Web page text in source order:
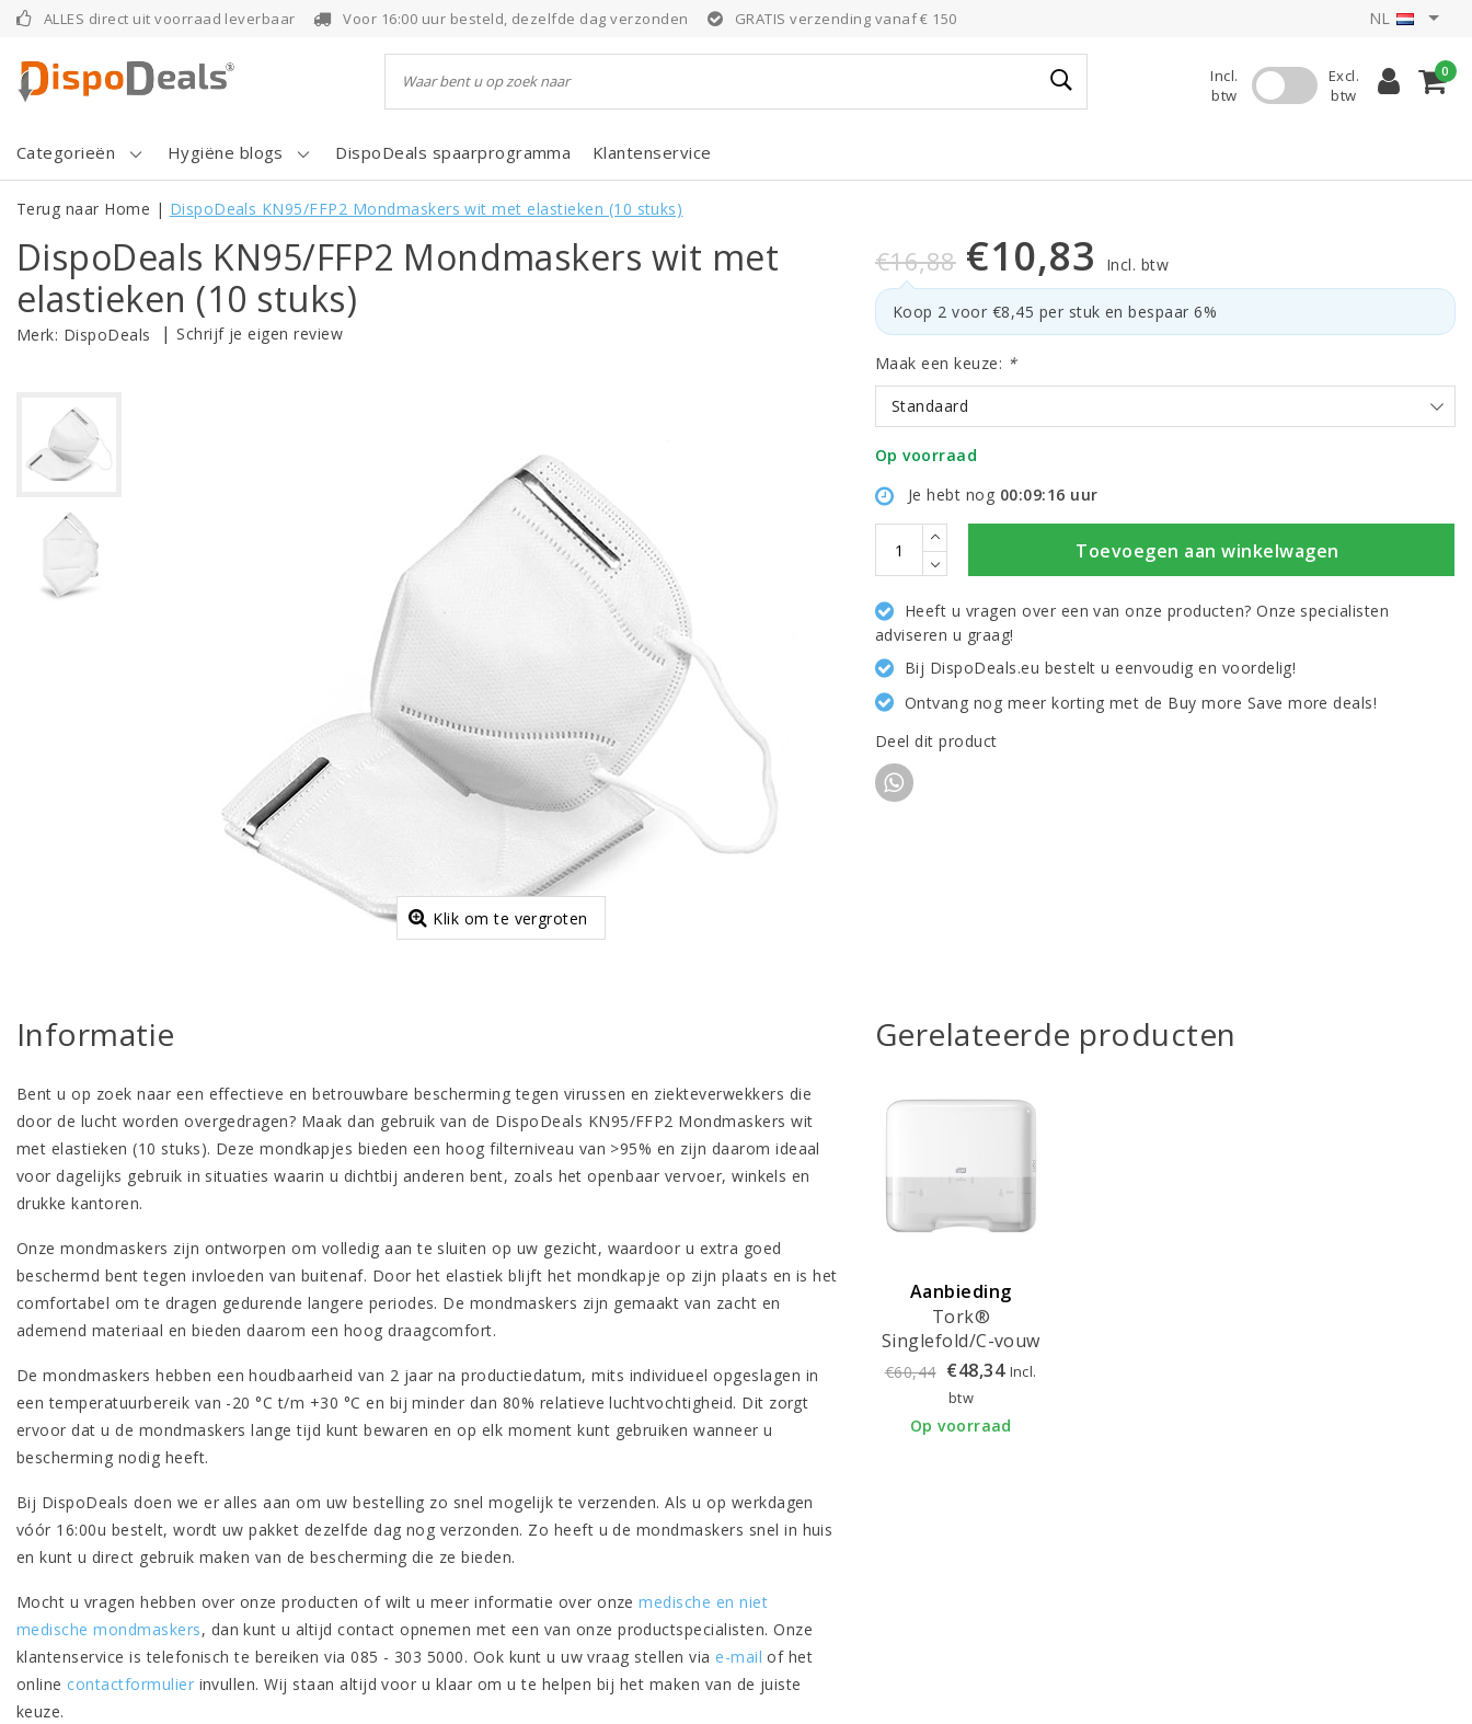
ALLES direct uit voorraad leverbaar Voor 16:00 uur besteld, dezelfde dag verzonden GRATIS verzending vanaf € 150 NL
Incl.
btw
Excl.
btw
0
Categorieën Hygiëne blogs DispoDeals spaarprogramma Klantenservice
Terug naar Home | DispoDeals KN95/FFP2 Mondmaskers wit met elastieken (10 stuks)
DispoDeals KN95/FFP2 Mondmaskers wit met
elastieken (10 stuks)
Merk: DispoDeals |Schrijf je eigen review
Klik om te vergroten
€16,88 €10,83 Incl. btw
Koop 2 voor €8,45 per stuk en bespaar 6%
Maak een keuze: *
Standaard
Op voorraad
Je hebt nog 00:09:16 uur
Toevoegen aan winkelwagen
Heeft u vragen over een van onze producten? Onze specialisten
adviseren u graag!
Bij DispoDeals.eu bestelt u eenvoudig en voordelig!
Ontvang nog meer korting met de Buy more Save more deals!
Deel dit product
Informatie
Bent u op zoek naar een effectieve en betrouwbare bescherming tegen virussen en ziekteverwekkers die
door de lucht worden overgedragen? Maak dan gebruik van de DispoDeals KN95/FFP2 Mondmaskers wit
met elastieken (10 stuks). Deze mondkapjes bieden een hoog filterniveau van >95% en zijn daarom ideaal
voor dagelijks gebruik in situaties waarin u dichtbij anderen bent, zoals het openbaar vervoer, winkels en
drukke kantoren.
Onze mondmaskers zijn ontworpen om volledig aan te sluiten op uw gezicht, waardoor u extra goed
beschermd bent tegen invloeden van buitenaf. Door het elastiek blijft het mondkapje op zijn plaats en is het
comfortabel om te dragen gedurende langere periodes. De mondmaskers zijn gemaakt van zacht en
ademend materiaal en bieden daarom een hoog draagcomfort.
De mondmaskers hebben een houdbaarheid van 2 jaar na productiedatum, mits individueel opgeslagen in
een temperatuurbereik van -20 °C t/m +30 °C en bij minder dan 80% relatieve luchtvochtigheid. Dit zorgt
ervoor dat u de mondmaskers lange tijd kunt bewaren en op elk moment kunt gebruiken wanneer u
bescherming nodig heeft.
Bij DispoDeals doen we er alles aan om uw bestelling zo snel mogelijk te verzenden. Als u op werkdagen
vóór 16:00u bestelt, wordt uw pakket dezelfde dag nog verzonden. Zo heeft u de mondmaskers snel in huis
en kunt u direct gebruik maken van de bescherming die ze bieden.
Mocht u vragen hebben over onze producten of wilt u meer informatie over onzemedische en niet
medische mondmaskers, dan kunt u altijd contact opnemen met een van onze productspecialisten. Onze
klantenservice is telefonisch te bereiken via 085 - 303 5000. Ook kunt u uw vraag stellen via e-mail of het
online contactformulier invullen. Wij staan altijd voor u klaar om u te helpen bij het maken van de juiste
keuze.
Gerelateerde producten
Aanbieding
Tork®
Singlefold/C-vouw
Mini Elevation
Handdoekdispenser
€60,44 €48,34 Incl.
btw
Op voorraad